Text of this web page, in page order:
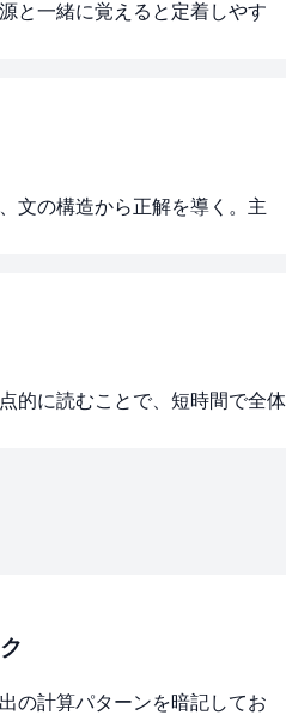
と一緒に覚えると定着しやす
文の構造から正解を導く。主
的に読むことで、短時間で全体
の計算パターンを暗記してお